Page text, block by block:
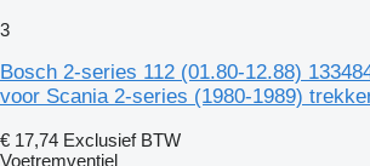
3
Bosch 2-series 112 (01.80-12.88)
voor Scania 2-series (1980-1989)
€ 17,74 Exclusief BTW
Voetremventiel